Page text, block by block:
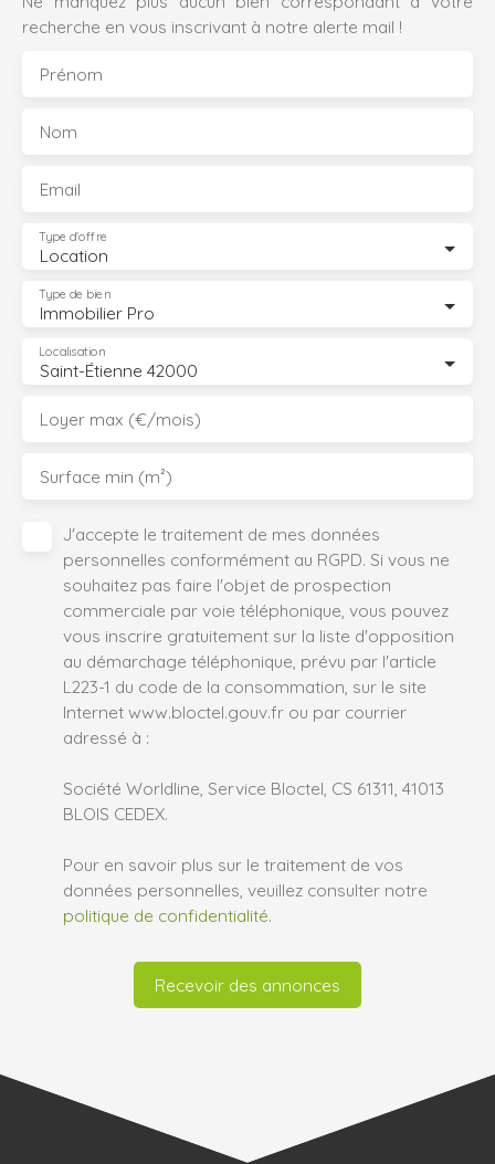
recherche en vous inscrivant à notre alerte mail !
Prénom
Nom
Email
Location
Type d'offre
Immobilier Pro
Type de bien
Saint-Étienne 42000
Localisation
Loyer max (€/mois)
Surface min (m²)
J'accepte le traitement de mes données
personnelles conformément au RGPD. Si vous ne
souhaitez pas faire l'objet de prospection
commerciale par voie téléphonique, vous pouvez
vous inscrire gratuitement sur la liste d'opposition
au démarchage téléphonique, prévu par l'article
L223-1 du code de la consommation, sur le site
Internet www.bloctel.gouv.fr ou par courrier
adressé à :
Société Worldline, Service Bloctel, CS 61311, 41013
BLOIS CEDEX.
Pour en savoir plus sur le traitement de vos
données personnelles, veuillez consulter notre
politique de confidentialité.
Recevoir des annonces